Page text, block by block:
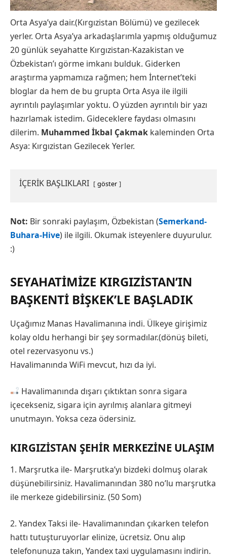
Orta Asya’ya dair.(Kırgızistan Bölümü) ve gezilecek
yerler. Orta Asya’ya arkadaşlarımla yapmış olduğumuz
20 günlük seyahatte Kırgızistan-Kazakistan ve
Özbekistan’ı görme imkanı bulduk. Giderken
araştırma yapmamıza rağmen; hem İnternet’teki
bloglar da hem de bu grupta Orta Asya ile ilgili
ayrıntılı paylaşımlar yoktu. O yüzden ayrıntılı bir yazı
hazırlamak istedim. Gideceklere faydası olmasını
dilerim. Muhammed İkbal Çakmak ‎ kaleminden Orta
Asya: Kırgızistan Gezilecek Yerler.
İÇERİK BAŞLIKLARI göster
Not: Bir sonraki paylaşım, Özbekistan (Semerkand-
Buhara-Hive) ile ilgili. Okumak isteyenlere duyurulur.
:)
SEYAHATIMIZE KIRGIZISTAN’IN
BAŞKENTI BIŞKEK’LE BAŞLADIK
Uçağımız Manas Havalimanına indi. Ülkeye girişimiz
kolay oldu herhangi bir şey sormadılar.(dönüş bileti,
otel rezervasyonu vs.)
Havalimanında WiFi mevcut, hızı da iyi.
Havalimanında dışarı çıktıktan sonra sigara
içecekseniz, sigara için ayrılmış alanlara gitmeyi
unutmayın. Yoksa ceza ödersiniz.
KIRGIZISTAN ŞEHIR MERKEZINE ULAŞIM
1. Marşrutka ile- Marşrutka’yı bizdeki dolmuş olarak
düşünebilirsiniz. Havalimanından 380 no’lu marşrutka
ile merkeze gidebilirsiniz. (50 Som)
2. Yandex Taksi ile- Havalimanından çıkarken telefon
hattı tutuşturuyorlar elinize, ücretsiz. Onu alıp
telefonunuza takın, Yandex taxi uygulamasını indirin.